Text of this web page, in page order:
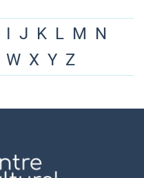
I J K L M N
W X Y Z